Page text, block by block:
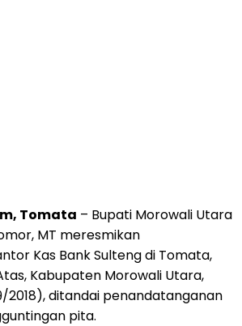
Tomata – Bupati Morowali Utara
MT meresmikan
Kas Bank Sulteng di Tomata,
Kabupaten Morowali Utara,
2018), ditandai penandatanganan
pita.